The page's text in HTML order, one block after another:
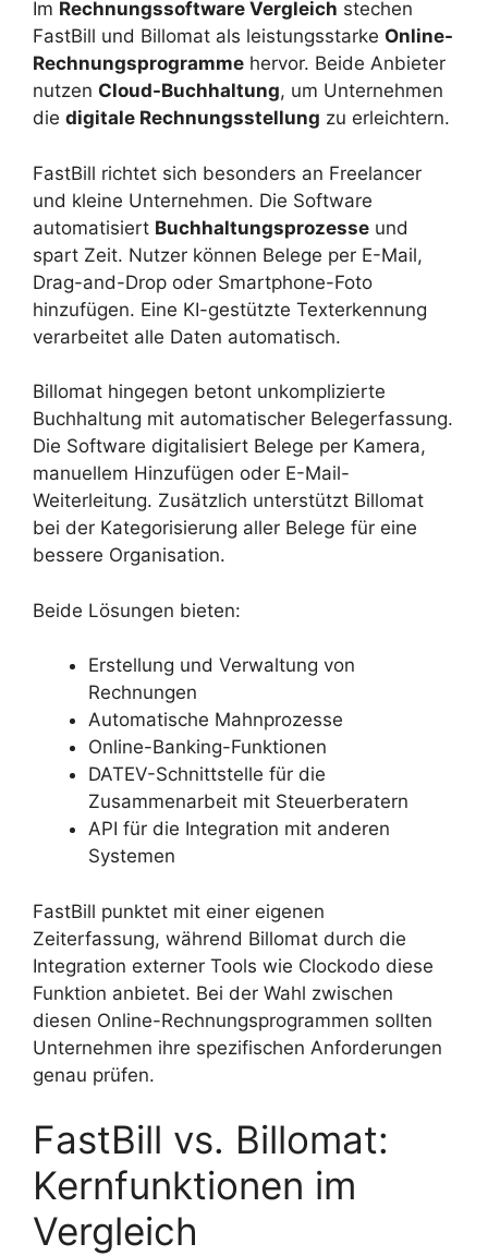
Im Rechnungssoftware Vergleich stechen
FastBill und Billomat als leistungsstarke Online-
Rechnungsprogramme hervor. Beide Anbieter
nutzen Cloud-Buchhaltung, um Unternehmen
die digitale Rechnungsstellung zu erleichtern.
FastBill richtet sich besonders an Freelancer
und kleine Unternehmen. Die Software
automatisiert Buchhaltungsprozesse und
spart Zeit. Nutzer können Belege per E-Mail,
Drag-and-Drop oder Smartphone-Foto
hinzufügen. Eine KI-gestützte Texterkennung
verarbeitet alle Daten automatisch.
Billomat hingegen betont unkomplizierte
Buchhaltung mit automatischer Belegerfassung.
Die Software digitalisiert Belege per Kamera,
manuellem Hinzufügen oder E-Mail-
Weiterleitung. Zusätzlich unterstützt Billomat
bei der Kategorisierung aller Belege für eine
bessere Organisation.
Beide Lösungen bieten:
Erstellung und Verwaltung von
Rechnungen
Automatische Mahnprozesse
Online-Banking-Funktionen
DATEV-Schnittstelle für die
Zusammenarbeit mit Steuerberatern
API für die Integration mit anderen
Systemen
FastBill punktet mit einer eigenen
Zeiterfassung, während Billomat durch die
Integration externer Tools wie Clockodo diese
Funktion anbietet. Bei der Wahl zwischen
diesen Online-Rechnungsprogrammen sollten
Unternehmen ihre spezifischen Anforderungen
genau prüfen.
FastBill vs. Billomat:
Kernfunktionen im
Vergleich